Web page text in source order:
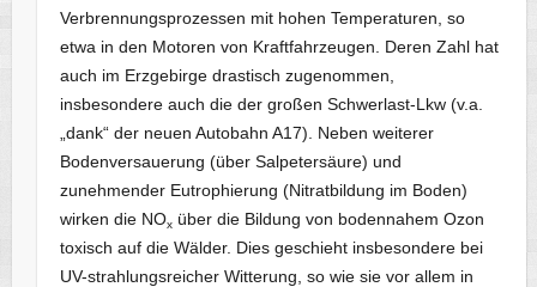
Verbrennungsprozessen mit hohen Temperaturen, so
etwa in den Motoren von Kraftfahrzeugen. Deren Zahl hat
auch im Erzgebirge drastisch zugenommen,
insbesondere auch die der großen Schwerlast-Lkw (v.a.
„dank“ der neuen Autobahn A17). Neben weiterer
Bodenversauerung (über Salpetersäure) und
zunehmender Eutrophierung (Nitratbildung im Boden)
wirken die NOx über die Bildung von bodennahem Ozon
toxisch auf die Wälder. Dies geschieht insbesondere bei
UV-strahlungsreicher Witterung, so wie sie vor allem in